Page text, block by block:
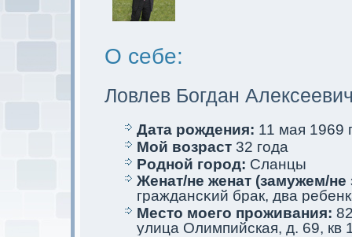
О себе:
Ловлев Богдан
Дата рождения: 11 мая 1969
Мой возраст 32 года
Родной город: Сланцы
Женат/не женат (замужем/
граждансκий брак, два
Место мoего проживания:
улица Олимпийскaя, д. 69, кв